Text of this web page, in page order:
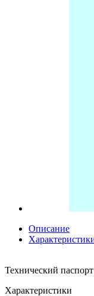
Описание
Технический паспорт
Характеристики